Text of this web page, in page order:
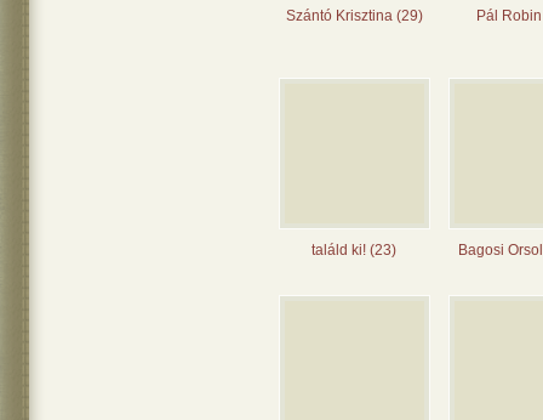
Szántó Krisztina (29) Pál
találd ki! (23) Bagosi